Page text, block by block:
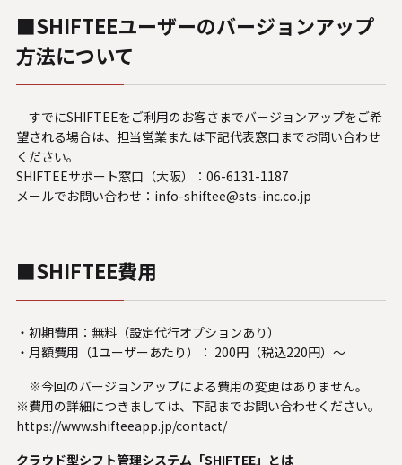
■SHIFTEEユーザーのバージョンアップ
方法について
すでにSHIFTEEをご利用のお客さまでバージョンアップをご希
望される場合は、担当営業または下記代表窓口までお問い合わせ
ください。
SHIFTEEサポート窓口（大阪）：06-6131-1187
メールでお問い合わせ： info-shiftee@sts-inc.co.jp
■SHIFTEE費用
・初期費用：無料（設定代行オプションあり）
・月額費用（1ユーザーあたり）： 200円（税込220円）～
※今回のバージョンアップによる費用の変更はありません。
※費用の詳細につきましては、下記までお問い合わせください。
https://www.shifteeapp.jp/contact/
クラウド型シフト管理システム「SHIFTEE」とは